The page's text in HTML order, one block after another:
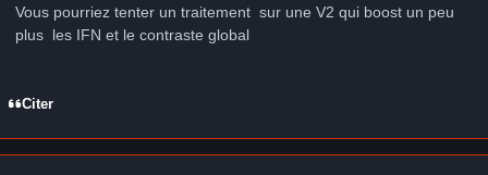
Vous pourriez tenter un traitement sur une V2 qui boost un peu
plus les IFN et le contraste global
Citer